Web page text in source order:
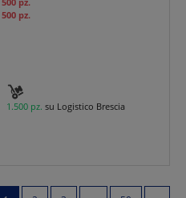
500 pz.
1.500 pz. su Logistico Brescia